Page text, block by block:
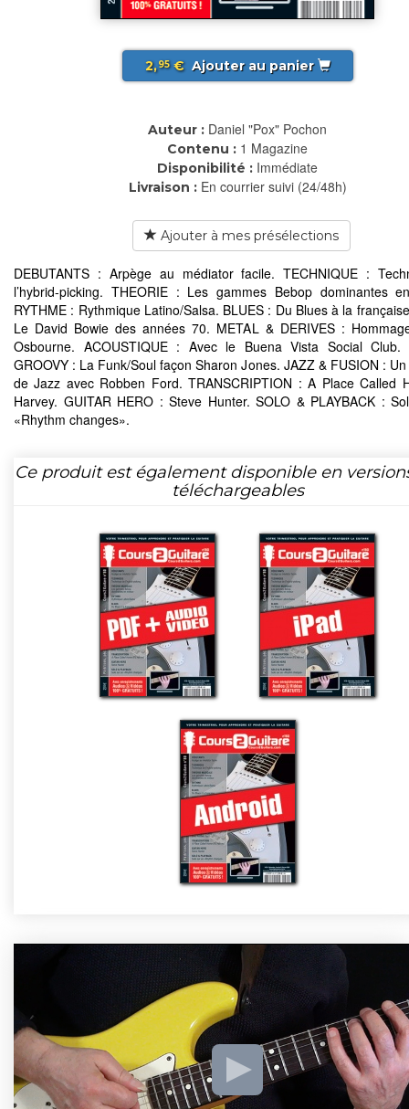
2,95€ Ajouter au panier
Auteur : Daniel "Pox" Pochon
Contenu : 1 Magazine
Disponibilité : Immédiate
Livraison : En courrier suivi (24/48h)
Ajouter à mes présélections
DEBUTANTS : Arpège au médiator facile. TECHNIQUE :
l’hybrid-picking. THEORIE : Les gammes Bebop dominantes
RYTHME : Rythmique Latino/Salsa. BLUES : Du Blues à la
Le David Bowie des années 70. METAL & DERIVES :
Osbourne. ACOUSTIQUE : Avec le Buena Vista Social Club.
GROOVY : La Funk/Soul façon Sharon Jones. JAZZ & FUSION :
de Jazz avec Robben Ford. TRANSCRIPTION : A Place Called
Harvey. GUITAR HERO : Steve Hunter. SOLO & PLAYBACK :
«Rhythm changes».
Ce produit est également disponible en
téléchargeables